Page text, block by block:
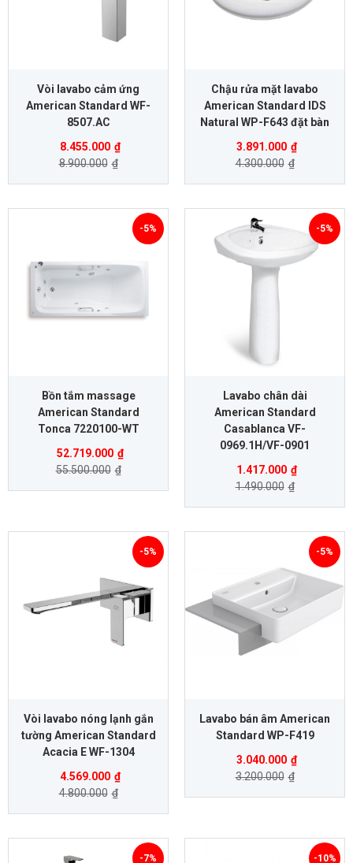
Vòi lavabo cảm ứng
American Standard WF-
8507.AC
8.455.000 ₫
8.900.000 ₫
Chậu rửa mặt lavabo
American Standard IDS
Natural WP-F643 đặt bàn
3.891.000 ₫
4.300.000 ₫
Bồn tắm massage
American Standard
Tonca 7220100-WT
52.719.000 ₫
55.500.000 ₫
-5%
Lavabo chân dài
American Standard
Casablanca VF-
0969.1H/VF-0901
1.417.000 ₫
1.490.000 ₫
-5%
Vòi lavabo nóng lạnh gắn
tường American Standard
Acacia E WF-1304
4.569.000 ₫
4.800.000 ₫
-5%
Lavabo bán âm American
Standard WP-F419
3.040.000 ₫
3.200.000 ₫
-5%
-7% -10%